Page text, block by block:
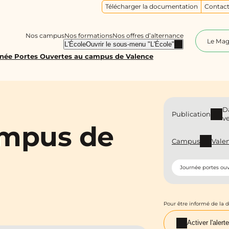
Nos campusNos formationsNos offres d’alternance
L'ÉcoleOuvrir le sous-menu "L'École" Le
Télécharger la documentation
Portes Ouvertes au campus de Valence
de
Publication
Campus
Journée portes
Pour être informé de la
Activer l'alerte